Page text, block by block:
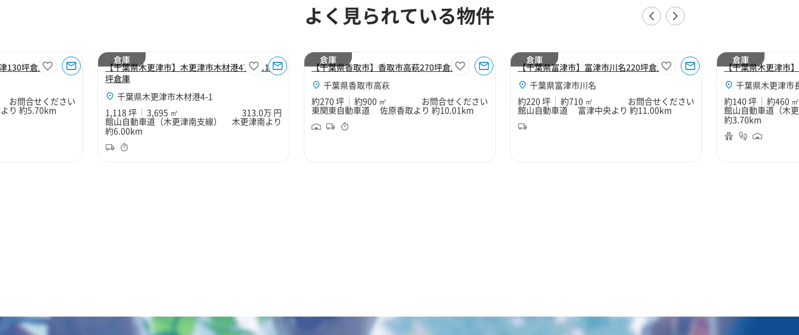
よく見られている物件
130坪倉庫
お問合せください
り 約5.70km
【千葉県木更津市】木更津市木材港4丁目1118
坪倉庫
千葉県木更津市木材港4-1
1,118 坪
3,695 ㎡ 313.0万 円
館山自動車道（木更津南支線） 木更津南より
約6.00km
倉庫
【千葉県香取市】香取市高萩270坪倉庫
千葉県香取市高萩
約270 坪
約900 ㎡ お問合せください
東関東自動車道 佐原香取より 約10.01km
倉庫
【千葉県富津市】富津市川名220坪倉庫
千葉県富津市川名
約220 坪
約710 ㎡ お問合せください
館山自動車道 富津中央より 約11.00km
倉庫
【千葉県木更津市
千葉県木更津市
約140 坪
約460 ㎡
館山自動車道（木
約3.70km
倉庫